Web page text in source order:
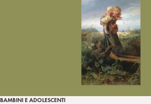
BAMBINI E ADOLESCENTI